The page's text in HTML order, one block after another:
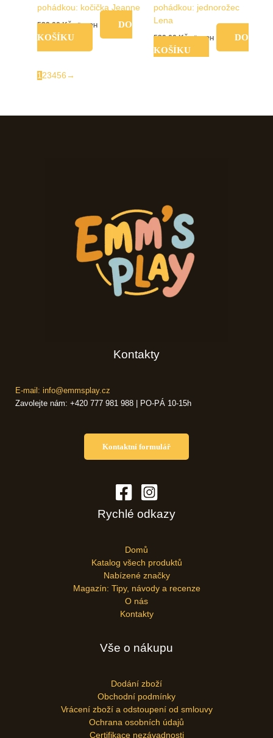
pohádkou: kočička Jeanne
539,00Kč vč. DPH
DO
KOŠÍKU
pohádkou: jednorožec
Lena
539,00Kč vč. DPH
DO
KOŠÍKU
123456 →
Kontakty
E-mail: info@emmsplay.cz
Zavolejte nám: +420 777 981 988 | PO-PÁ 10-15h
Kontaktní formulář
Rychlé odkazy
Domů
Katalog všech produktů
Nabízené značky
Magazín: Tipy, návody a recenze
O nás
Kontakty
Vše o nákupu
Dodání zboží
Obchodní podmínky
Vrácení zboží a odstoupení od smlouvy
Ochrana osobních údajů
Certifikace nezávadnosti